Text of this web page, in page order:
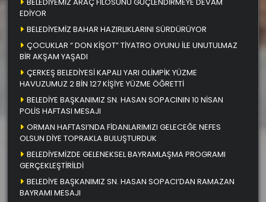
EDİYOR
BELEDİYEMİZ BAHAR HAZIRLIKLARINI SÜRDÜRÜYOR
ÇOCUKLAR “ DON KİŞOT” TİYATRO OYUNU İLE UNUTULMAZ
BİR AKŞAM YAŞADI
ÇERKEŞ BELEDİYESİ KAPALI YARI OLİMPİK YÜZME
HAVUZUMUZ 2 BİN 127 KİŞİYE YÜZME ÖĞRETTİ
BELEDİYE BAŞKANIMIZ SN. HASAN SOPACININ 10 NİSAN
POLİS HAFTASI MESAJI
ORMAN HAFTASI’NDA FİDANLARIMIZI GELECEĞE NEFES
OLSUN DİYE TOPRAKLA BULUŞTURDUK
BELEDİYEMİZDE GELENEKSEL BAYRAMLAŞMA PROGRAMI
GERÇEKLEŞTİRİLDİ
BELEDİYE BAŞKANIMIZ SN. HASAN SOPACI’DAN RAMAZAN
BAYRAMI MESAJI